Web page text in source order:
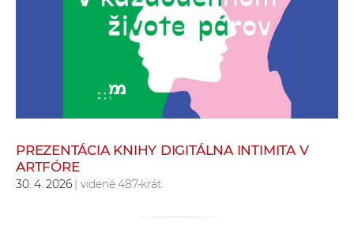
PREZENTÁCIA KNIHY DIGITÁLNA INTIMITA V
ARTFÓRE
30. 4. 2026| videné 487-krát